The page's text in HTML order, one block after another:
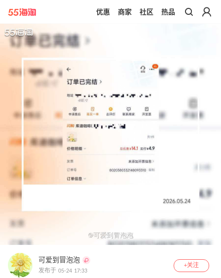
带你去官网买正品
优惠 商家 社区 热品
可爱到冒泡泡
发布于 05-24 17:33
+关注